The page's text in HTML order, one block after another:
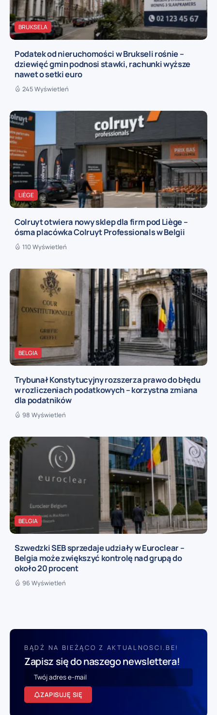
BRUKSELA
Podatek od nieruchomości w Brukseli rośnie –
dziewięć gmin podnosi stawki, rachunki wyższe
nawet o setki euro
245 Wyświetleń
LIÈGE
Colruyt otwiera nowy sklep dla firm pod Liège –
ósma placówka Colruyt Professionals w Belgii
110 Wyświetleń
BELGIA
Trybunał Konstytucyjny rozszerza prawo do błędu
w rozliczeniach podatkowych – korzystna zmiana
dla podatników
98 Wyświetleń
BELGIA
Szwedzki SEB sprzedaje udziały w Euroclear –
Belgia może zwiększyć kontrolę nad grupą do
około 20 procent
96 Wyświetleń
BĄDŹ NA BIEŻĄCO Z AKTUALNOSCI.BE!
Zapisz się do naszego newslettera!
ZAPISUJĘ SIĘ